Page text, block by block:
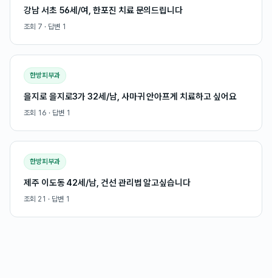
강남 서초 56세/여, 한포진 치료 문의드립니다
조회 7 · 답변 1
한방피부과
을지로 을지로3가 32세/남, 사마귀 안아프게 치료하고 싶어요
조회 16 · 답변 1
한방피부과
제주 이도동 42세/남, 건선 관리법 알고싶습니다
조회 21 · 답변 1